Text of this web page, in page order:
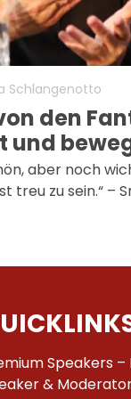
Schlangenotto
den
und
aber noch
treu zu sein.“ –
Speakers
&